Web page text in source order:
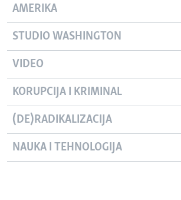
AMERIKA
STUDIO WASHINGTON
VIDEO
KORUPCIJA I KRIMINAL
(DE)RADIKALIZACIJA
NAUKA I TEHNOLOGIJA